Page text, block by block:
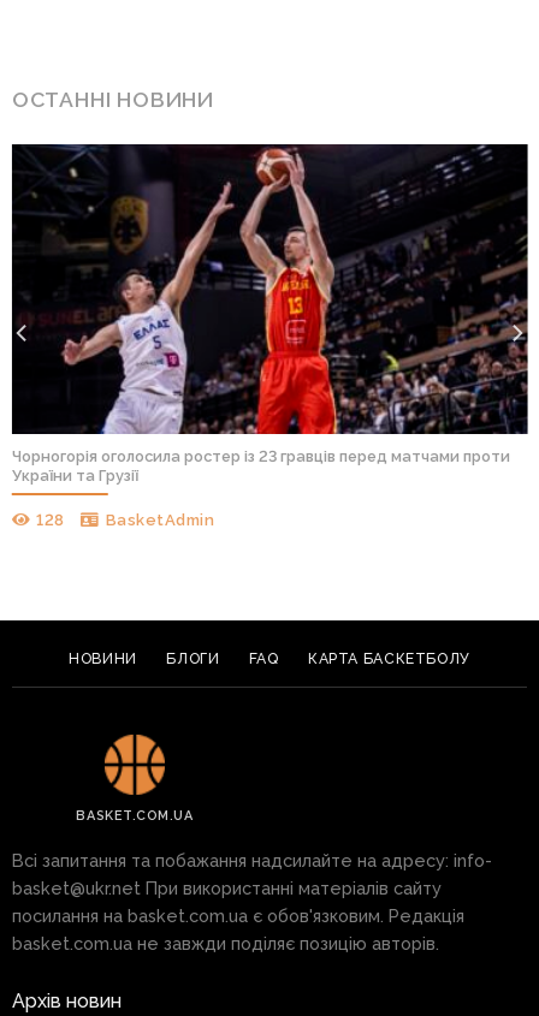
ОСТАННІ НОВИНИ
Чорногорія оголосила ростер із 23 гравців перед матчами проти
України та Грузії
128 BasketAdmin
НОВИНИ БЛОГИ FAQ КАРТА БАСКЕТБОЛУ
BASKET.COM.UA
Всі запитання та побажання надсилайте на адресу: info-
basket@ukr.net При використанні матеріалів сайту
посилання на basket.com.ua є обов'язковим. Редакція
basket.com.ua не завжди поділяє позицію авторів.
Архів новин